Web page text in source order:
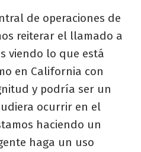
de operaciones de
reiterar el llamado a
viendo lo que está
en California con
y podría ser un
ocurrir en el
haciendo un
haga un uso